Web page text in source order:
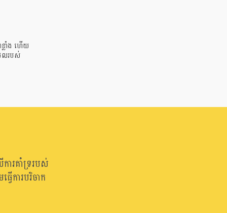
លាំង ហើយ
ថលរបស់
ារគាំទ្ររបស់
ការបរិចាក